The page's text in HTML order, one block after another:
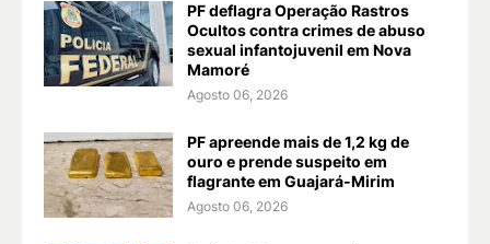
PF deflagra Operação Rastros
Ocultos contra crimes de abuso
sexual infantojuvenil em Nova
Mamoré
Agosto 06, 2026
PF apreende mais de 1,2 kg de
ouro e prende suspeito em
flagrante em Guajará-Mirim
Agosto 06, 2026